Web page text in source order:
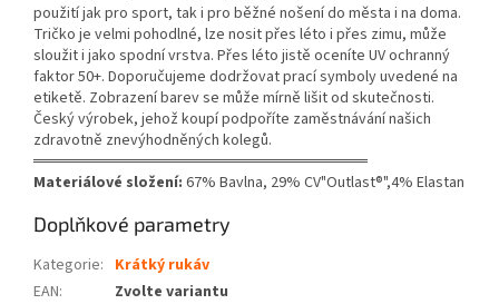
použití jak pro sport, tak i pro běžné nošení do města i na doma.
Tričko je velmi pohodlné, lze nosit přes léto i přes zimu, může
sloužit i jako spodní vrstva. Přes léto jistě oceníte UV ochranný
faktor 50+. Doporučujeme dodržovat prací symboly uvedené na
etiketě. Zobrazení barev se může mírně lišit od skutečnosti.
Český výrobek, jehož koupí podpoříte zaměstnávání našich
zdravotně znevýhodněných kolegů.
══════════════════════════════
Materiálové složení: 67% Bavlna, 29% CV"Outlast®",4% Elastan
Doplňkové parametry
Kategorie: Krátký rukáv
EAN: Zvolte variantu